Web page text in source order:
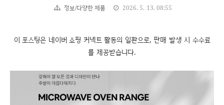
정보/다양한 제품 2026. 5. 13. 08:55
이 포스팅은 네이버 쇼핑 커넥트 활동의 일환으로, 판매 발생 시 수수료
를 제공받습니다.